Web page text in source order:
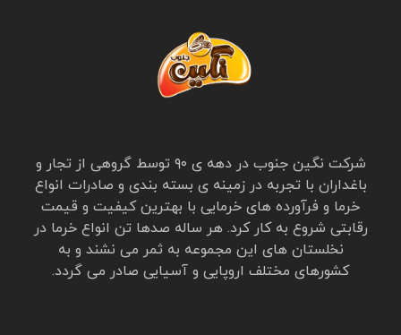
شرکت نگین جنوب در دهه ی ۹۰ توسط گروهی از تجار و
باغداران با تجربه در زمینه ی بسته بندی و صادرات انواع
خرما و فرآورده های خرمایی با بهترین کیفیت و قیمت
رقابتی شروع به کار کرد. هر ساله صدها تن انواع خرما در
نخلستان های این مجموعه به ثمر می نشند و به
کشورهای مختلف اروپایی و آسیایی صادر می گردد.